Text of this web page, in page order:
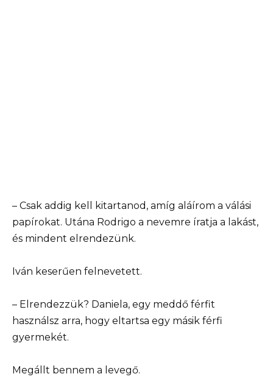
– Csak addig kell kitartanod, amíg aláírom a válási
papírokat. Utána Rodrigo a nevemre íratja a lakást,
és mindent elrendezünk.
Iván keserűen felnevetett.
– Elrendezzük? Daniela, egy meddő férfit
használsz arra, hogy eltartsa egy másik férfi
gyermekét.
Megállt bennem a levegő.